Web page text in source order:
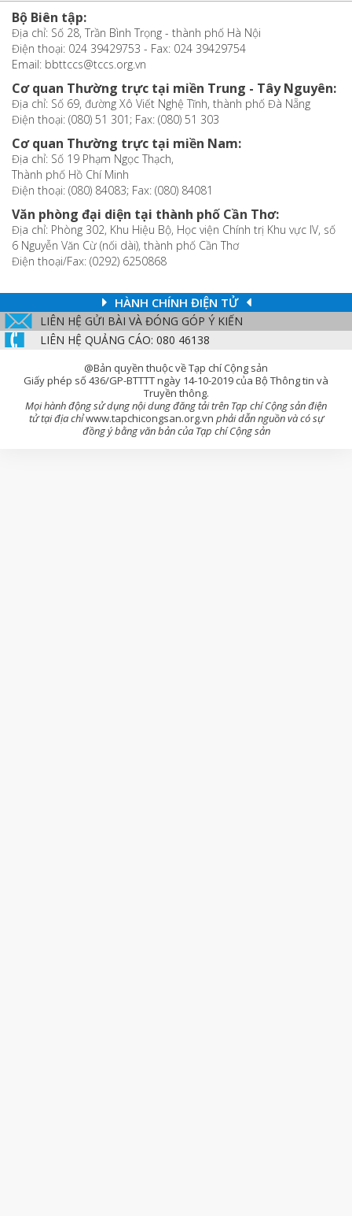
Bộ Biên tập:
Địa chỉ: Số 28, Trần Bình Trọng - thành phố Hà Nội
Điện thoại: 024 39429753 - Fax: 024 39429754
Email: bbttccs@tccs.org.vn
Cơ quan Thường trực tại miền Trung - Tây Nguyên:
Địa chỉ: Số 69, đường Xô Viết Nghệ Tĩnh, thành phố Đà Nẵng
Điện thoại: (080) 51 301; Fax: (080) 51 303
Cơ quan Thường trực tại miền Nam:
Địa chỉ: Số 19 Phạm Ngọc Thạch,
Thành phố Hồ Chí Minh
Điện thoại: (080) 84083; Fax: (080) 84081
Văn phòng đại diện tại thành phố Cần Thơ:
Địa chỉ: Phòng 302, Khu Hiệu Bộ, Học viện Chính trị Khu vực IV, số
6 Nguyễn Văn Cừ (nối dài), thành phố Cần Thơ
Điện thoại/Fax: (0292) 6250868
HÀNH CHÍNH ĐIỆN TỬ
LIÊN HỆ GỬI BÀI VÀ ĐÓNG GÓP Ý KIẾN
LIÊN HỆ QUẢNG CÁO: 080 46138
@Bản quyền thuộc về Tạp chí Cộng sản
Giấy phép số 436/GP-BTTTT ngày 14-10-2019 của Bộ Thông tin và
Truyền thông.
Mọi hành động sử dụng nội dung đăng tải trên Tạp chí Cộng sản điện
tử tại địa chỉwww.tapchicongsan.org.vn phải dẫn nguồn và có sự
đồng ý bằng văn bản của Tạp chí Cộng sản